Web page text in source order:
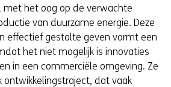
met het oog op de verwachte
van duurzame energie. Deze
effectief gestalte geven vormt een
het niet mogelijk is innovaties
in een commerciële omgeving. Ze
ontwikkelingstraject, dat vaak